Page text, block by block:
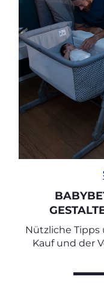
Nützliche
Kauf und der